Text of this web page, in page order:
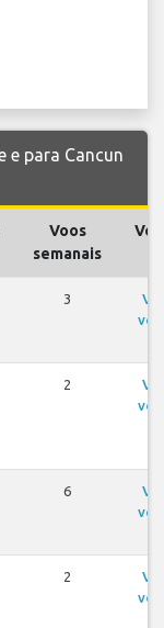
e para Cancun
Voos
semanais
3
Ver
2
Ver
6
Ver
2
Ver